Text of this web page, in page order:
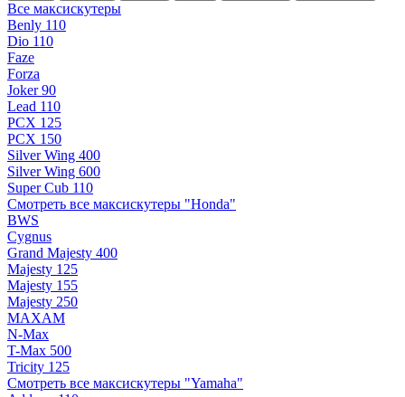
Все максискутеры
Benly 110
Dio 110
Faze
Forza
Joker 90
Lead 110
PCX 125
PCX 150
Silver Wing 400
Silver Wing 600
Super Cub 110
Смотреть все максискутеры "Honda"
BWS
Cygnus
Grand Majesty 400
Majesty 125
Majesty 155
Majesty 250
MAXAM
N-Max
T-Max 500
Tricity 125
Смотреть все максискутеры "Yamaha"